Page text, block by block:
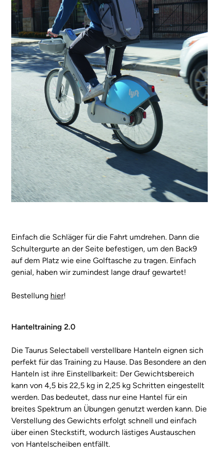
Einfach die Schläger für die Fahrt umdrehen. Dann die
Schultergurte an der Seite befestigen, um den Back9
auf dem Platz wie eine Golftasche zu tragen. Einfach
genial, haben wir zumindest lange drauf gewartet!
Bestellung hier!
Hanteltraining 2.0
Die Taurus Selectabell verstellbare Hanteln eignen sich
perfekt für das Training zu Hause. Das Besondere an den
Hanteln ist ihre Einstellbarkeit: Der Gewichtsbereich
kann von 4,5 bis 22,5 kg in 2,25 kg Schritten eingestellt
werden. Das bedeutet, dass nur eine Hantel für ein
breites Spektrum an Übungen genutzt werden kann. Die
Verstellung des Gewichts erfolgt schnell und einfach
über einen Steckstift, wodurch lästiges Austauschen
von Hantelscheiben entfällt.